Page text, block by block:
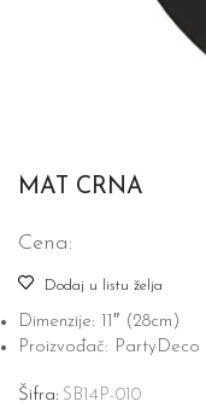
MAT CRNA
Cena:
Dodaj u listu želja
Dimenzije: 11″ (28cm)
Proizvođač: PartyDeco
Šifra: SB14P-010